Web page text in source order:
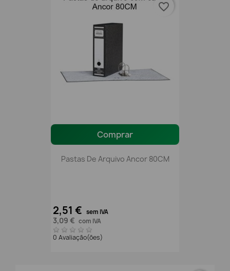
Comprar
Pastas De Arquivo Ancor 80CM
2,51 € sem IVA
3,09 € com IVA
0 Avaliação(ões)
favorite_border